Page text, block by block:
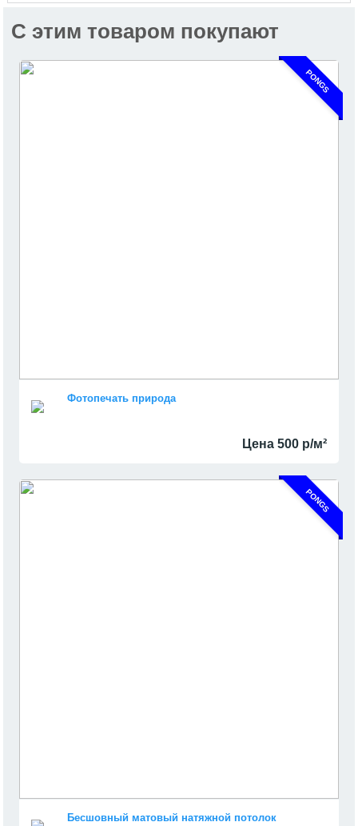
C этим товаром покупают
PONGS
Фотопечать природа
Цена 500 р/м²
PONGS
Бесшовный матовый натяжной потолок